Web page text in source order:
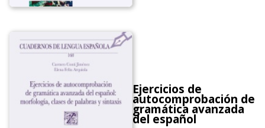
Ejercicios de
autocomprobación de
gramática avanzada
del español